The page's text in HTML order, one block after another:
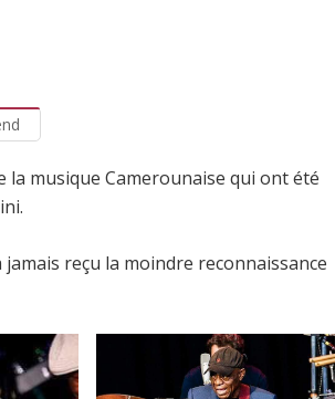
la musique Camerounaise qui ont été
jamais reçu la moindre reconnaissance